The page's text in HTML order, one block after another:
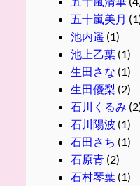
五十嵐美月
池内遥 (1)
池上乙葉(1)
生田さな (1)
生田優梨 (2)
石川くるみ
石川陽波 (1)
石田さち (1)
石原青(2)
石村琴葉(1)